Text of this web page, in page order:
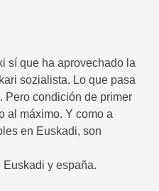
sí que ha aprovechado la
sozialista. Lo que pasa
Pero condición de primer
al máximo. Y como a
en Euskadi, son
y españa.